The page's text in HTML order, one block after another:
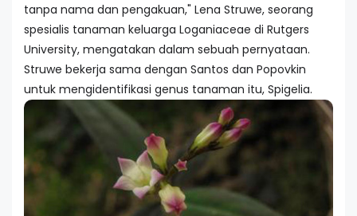
tanpa nama dan pengakuan," Lena Struwe, seorang
spesialis tanaman keluarga Loganiaceae di Rutgers
University, mengatakan dalam sebuah pernyataan.
Struwe bekerja sama dengan Santos dan Popovkin
untuk mengidentifikasi genus tanaman itu, Spigelia.